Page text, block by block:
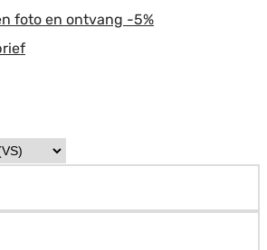
foto en ontvang -5%